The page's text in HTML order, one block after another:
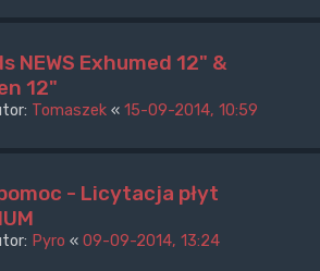
NEWS Exhumed 12" &
12"
Tomaszek « 15-09-2014, 10:59
- Licytacja płyt
Pyro « 09-09-2014, 13:24